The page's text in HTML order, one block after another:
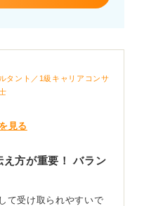
タント／1級キャリアコンサ
見る
え方が重要！ バラン
て受け取られやすいで